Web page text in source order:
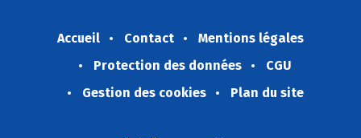
Accueil Contact
Mentions légales
Protection des données
CGU
Gestion des cookies
Plan du site